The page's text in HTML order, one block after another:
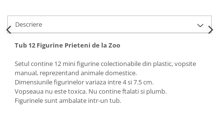
Descriere
Tub 12 Figurine Prieteni de la Zoo
Setul contine 12 mini figurine colectionabile din plastic, vopsite
manual, reprezentand animale domestice.
Dimensiunile figurinelor variaza intre 4 si 7.5 cm.
Vopseaua nu este toxica. Nu contine ftalati si plumb.
Figurinele sunt ambalate intr-un tub.